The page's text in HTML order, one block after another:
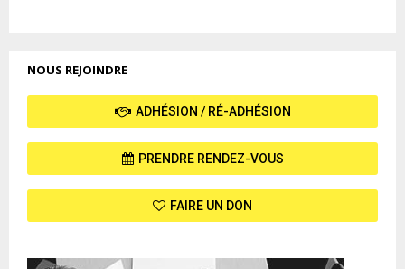
NOUS REJOINDRE
ADHÉSION / RÉ-ADHÉSION
PRENDRE RENDEZ-VOUS
FAIRE UN DON